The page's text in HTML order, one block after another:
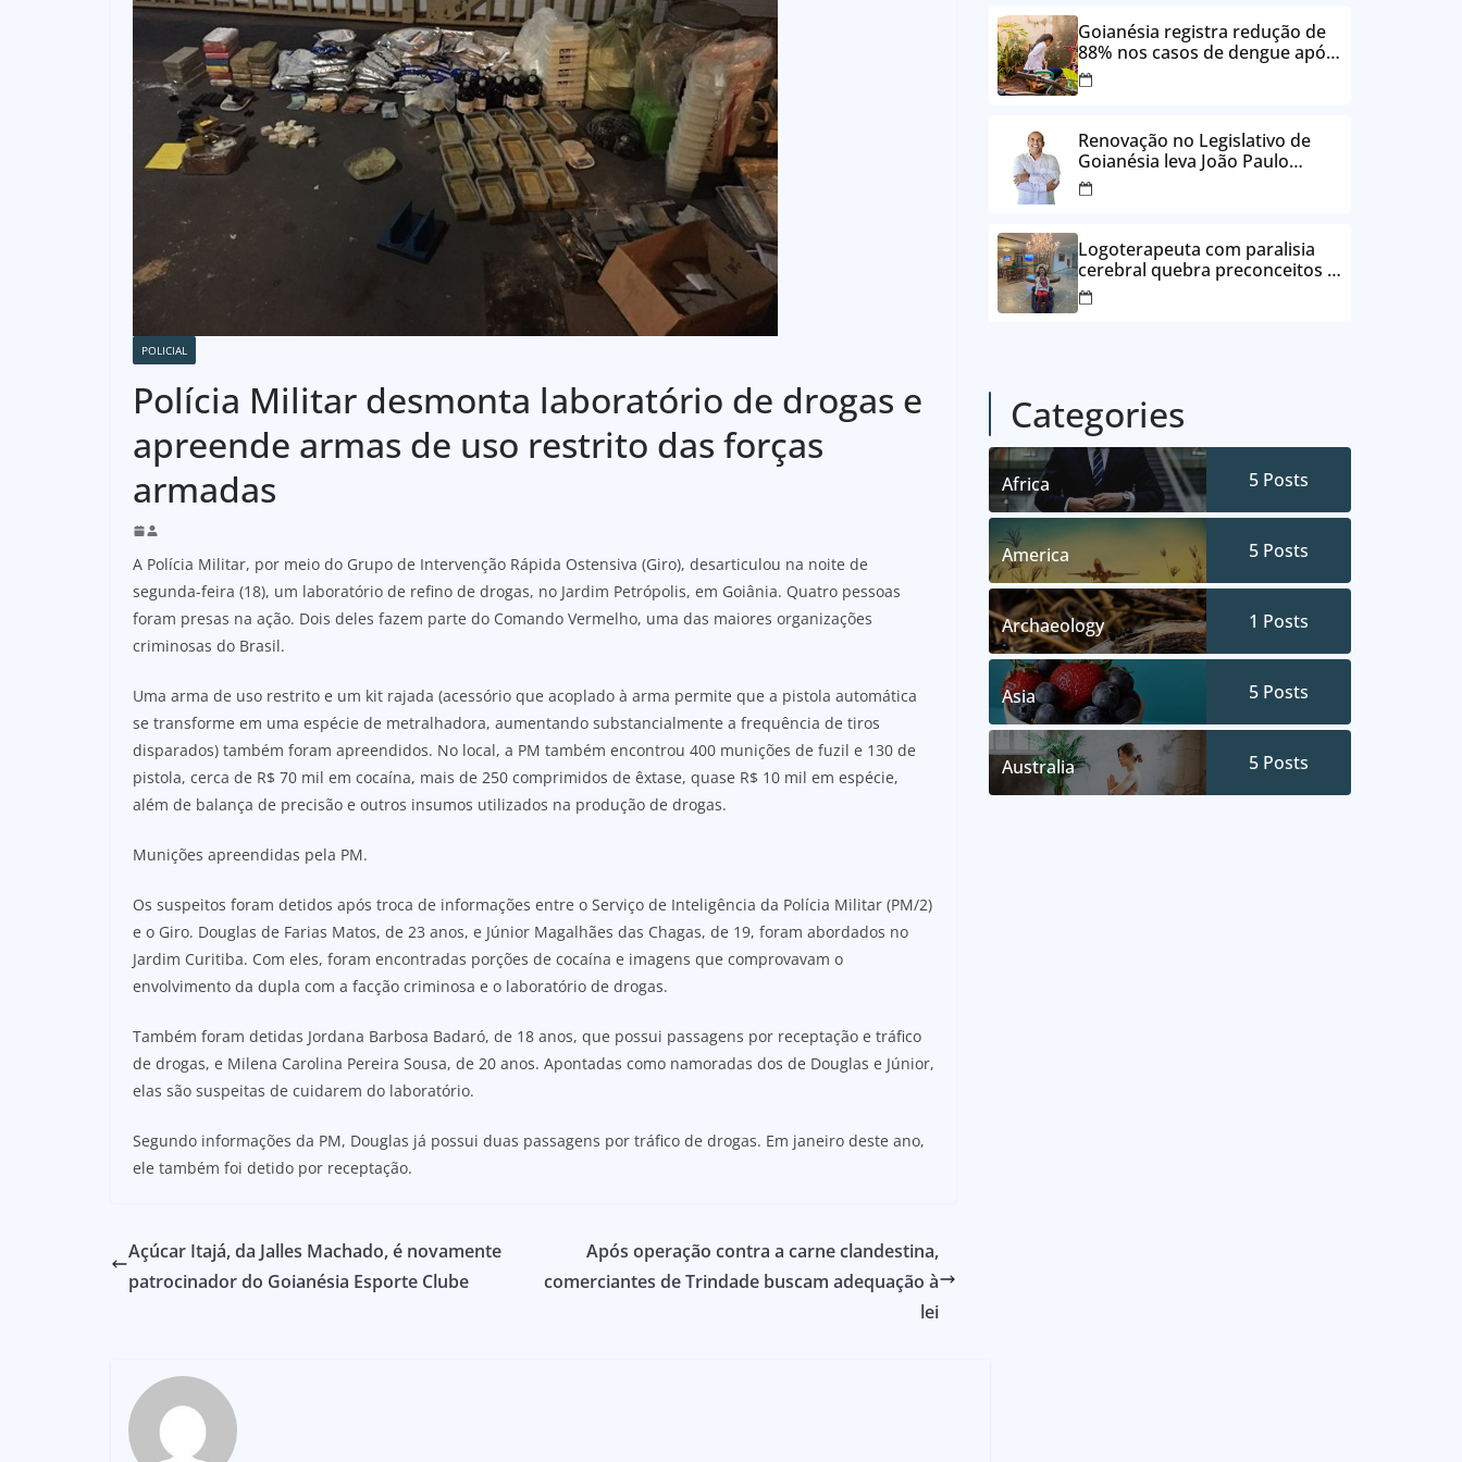
POLICIAL
Polícia Militar desmonta laboratório de drogas e
apreende armas de uso restrito das forças
armadas
A Polícia Militar, por meio do Grupo de Intervenção Rápida Ostensiva (Giro), desarticulou na noite de
segunda-feira (18), um laboratório de refino de drogas, no Jardim Petrópolis, em Goiânia. Quatro pessoas
foram presas na ação. Dois deles fazem parte do Comando Vermelho, uma das maiores organizações
criminosas do Brasil.
Uma arma de uso restrito e um kit rajada (acessório que acoplado à arma permite que a pistola automática
se transforme em uma espécie de metralhadora, aumentando substancialmente a frequência de tiros
disparados) também foram apreendidos. No local, a PM também encontrou 400 munições de fuzil e 130 de
pistola, cerca de R$ 70 mil em cocaína, mais de 250 comprimidos de êxtase, quase R$ 10 mil em espécie,
além de balança de precisão e outros insumos utilizados na produção de drogas.
Munições apreendidas pela PM.
Os suspeitos foram detidos após troca de informações entre o Serviço de Inteligência da Polícia Militar (PM/2)
e o Giro. Douglas de Farias Matos, de 23 anos, e Júnior Magalhães das Chagas, de 19, foram abordados no
Jardim Curitiba. Com eles, foram encontradas porções de cocaína e imagens que comprovavam o
envolvimento da dupla com a facção criminosa e o laboratório de drogas.
Também foram detidas Jordana Barbosa Badaró, de 18 anos, que possui passagens por receptação e tráfico
de drogas, e Milena Carolina Pereira Sousa, de 20 anos. Apontadas como namoradas dos de Douglas e Júnior,
elas são suspeitas de cuidarem do laboratório.
Segundo informações da PM, Douglas já possui duas passagens por tráfico de drogas. Em janeiro deste ano,
ele também foi detido por receptação.
Açúcar Itajá, da Jalles Machado, é novamente
patrocinador do Goianésia Esporte Clube
Após operação contra a carne clandestina,
comerciantes de Trindade buscam adequação à
lei
Goianésia registra redução de
88% nos casos de dengue após
ações de prevenção da
Prefeitura
Renovação no Legislativo de
Goianésia leva João Paulo
Batista à Câmara Municipal
Logoterapeuta com paralisia
cerebral quebra preconceitos e
ajuda pacientes a reencontrar
propósito em Goianésia
Categories
Africa 5 Posts
America 5 Posts
Archaeology 1 Posts
Asia 5 Posts
Australia 5 Posts